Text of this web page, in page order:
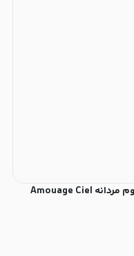
عطر ادکلن آمواج سیل پور هوم ادوپرفیوم مردانه Amouage Ciel